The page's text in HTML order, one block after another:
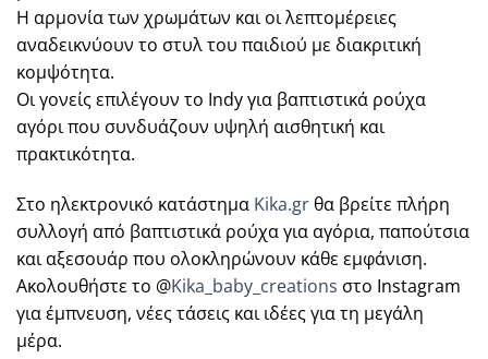
Η αρμονία των χρωμάτων και οι λεπτομέρειες
αναδεικνύουν το στυλ του παιδιού με διακριτική
κομψότητα.
Οι γονείς επιλέγουν το Indy για βαπτιστικά ρούχα
αγόρι που συνδυάζουν υψηλή αισθητική και
πρακτικότητα.
Στο ηλεκτρονικό κατάστημα Kika.grθα βρείτε πλήρη
συλλογή από βαπτιστικά ρούχα για αγόρια, παπούτσια
και αξεσουάρ που ολοκληρώνουν κάθε εμφάνιση.
Ακολουθήστε το @Kika_baby_creations στο Instagram
για έμπνευση, νέες τάσεις και ιδέες για τη μεγάλη
μέρα.